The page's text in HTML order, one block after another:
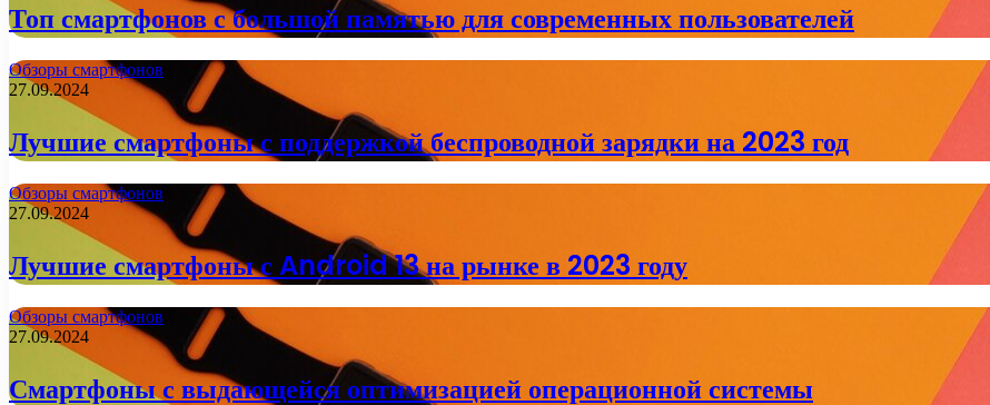
Топ смартфонов с большой памятью для современных пользователей
Обзоры смартфонов
27.09.2024
Лучшие смартфоны с поддержкой беспроводной зарядки на 2023 год
Обзоры смартфонов
27.09.2024
Лучшие смартфоны с Android 13 на рынке в 2023 году
Обзоры смартфонов
27.09.2024
Смартфоны с выдающейся оптимизацией операционной системы